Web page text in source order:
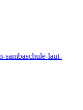
sambaschule-laut-